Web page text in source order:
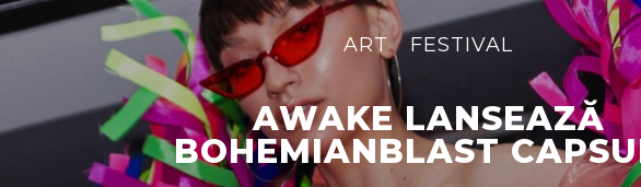
ART FESTIVAL
AWAKE LANSEAZĂ
BOHEMIANBLAST